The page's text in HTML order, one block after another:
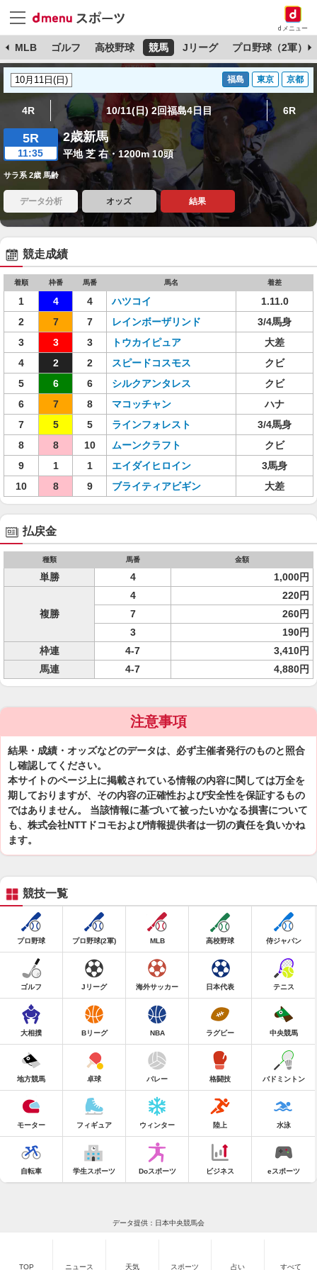
dメニュー
MLB ゴルフ 高校野球 競馬 Jリーグ プロ野球（2軍）
福島 東京 京都
4R 10/11(日) 2回福島4日目 6R
5R
11:35
2歳新馬
平地 芝 右・1200m 10頭
サラ系 2歳 馬齢
データ分析 オッズ 結果
競走成績
着順 枠番 馬番 馬名 着差
1 4 4 ハツコイ
1.11.0
2
7 7 レインボーザリンド
3/4馬身
3
3 3 トウカイピュア
大差
4
2 2 スピードコスモス
クビ
5
6 6 シルクアンタレス
クビ
6
7 8 マコッチャン
ハナ
7
5 5 ラインフォレスト
3/4馬身
8
8 10 ムーンクラフト
クビ
9
1 1 エイダイヒロイン
3馬身
10
8 9 ブライティアビギン 大差
払戻金
種類 馬番 金額
単勝 4 1,000円
複勝
4
220円
7
260円
3
190円
枠連
4-7
3,410円
馬連
4-7 4,880円
注意事項
結果・成績・オッズなどのデータは、必ず主催者発行のものと照合
し確認してください。
本サイトのページ上に掲載されている情報の内容に関しては万全を
期しておりますが、その内容の正確性および安全性を保証するもの
ではありません。 当該情報に基づいて被ったいかなる損害について
も、株式会社NTTドコモおよび情報提供者は一切の責任を負いかね
ます。
競技一覧
プロ野球 プロ野球(2軍) MLB 高校野球 侍ジャパン
ゴルフ Jリーグ 海外サッカー 日本代表 テニス
大相撲 Bリーグ NBA ラグビー 中央競馬
地方競馬 卓球 バレー 格闘技 バドミントン
モーター フィギュア ウィンター 陸上 水泳
自転車 学生スポーツ Doスポーツ ビジネス eスポーツ
データ提供：日本中央競馬会
TOP ニュース 天気 スポーツ 占い すべて